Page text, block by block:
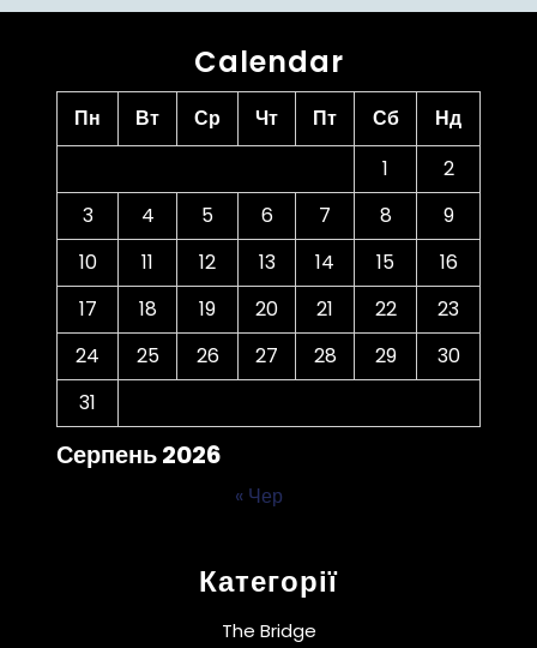
Calendar
Серпень 2026
Пн Вт Ср Чт Пт Сб
Нд
1
2
3
4 5 6 7 8
9
10
11 12 13 14 15
16
17
18 19 20 21 22
23
24
25 26 27 28 29
30
31
« Чер
Категорії
The Bridge